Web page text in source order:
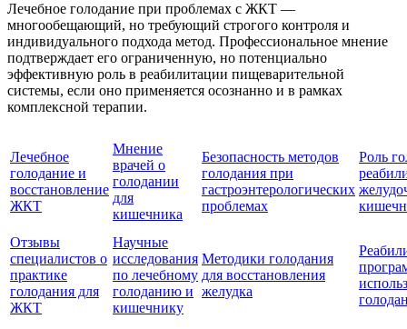
Лечебное голодание при проблемах с ЖКТ —
многообещающий, но требующий строгого контроля и
индивидуального подхода метод. Профессиональное мнение
подтверждает его ограниченную, но потенциально
эффективную роль в реабилитации пищеварительной
системы, если оно применяется осознанно и в рамках
комплексной терапии.
Лечебное
голодание и
восстановление
ЖКТ
Мнение
врачей о
голодании
для
кишечника
Безопасность методов
голодания при
гастроэнтерологических
проблемах
Роль
Отзывы
специалистов о
практике
голодания для
ЖКТ
Научные
исследования
по лечебному
голоданию и
кишечнику
Методики голодания
для восстановления
желудка